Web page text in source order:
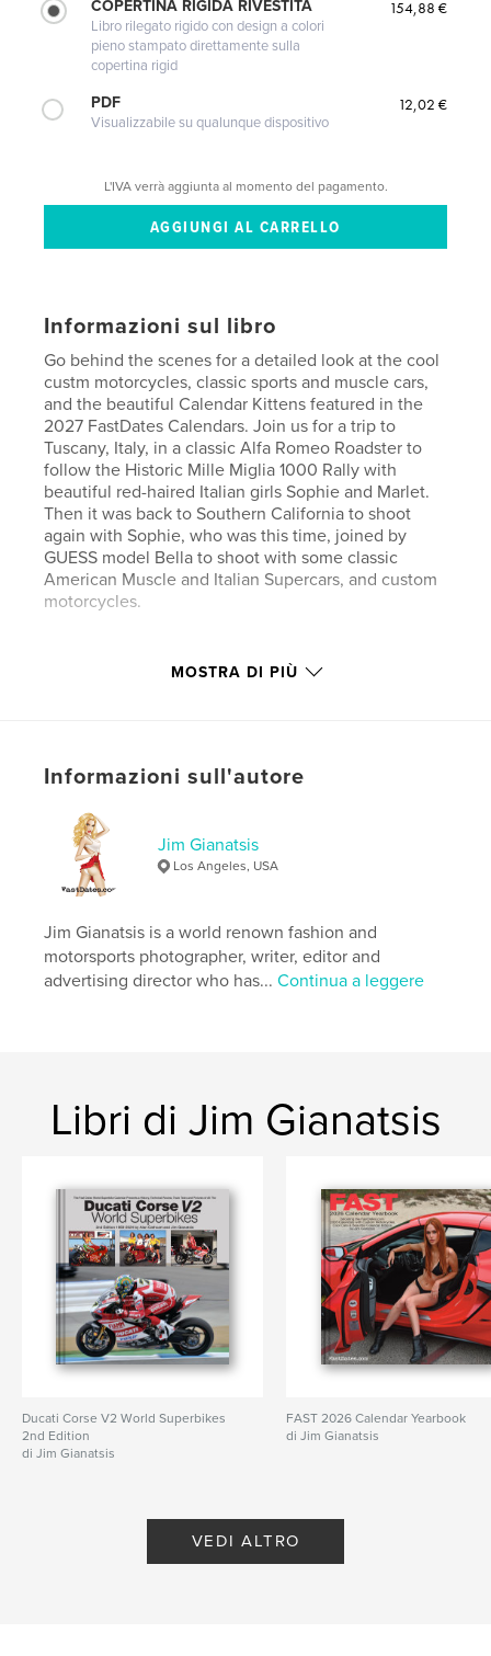
COPERTINA RIGIDA RIVESTITA
Libro rilegato rigido con design a colori
pieno stampato direttamente sulla
copertina rigid
154,88 €
PDF
Visualizzabile su qualunque dispositivo
12,02 €
L'IVA verrà aggiunta al momento del pagamento.
Informazioni sul libro
Go behind the scenes for a detailed look at the cool
custm motorcycles, classic sports and muscle cars,
and the beautiful Calendar Kittens featured in the
2027 FastDates Calendars. Join us for a trip to
Tuscany, Italy, in a classic Alfa Romeo Roadster to
follow the Historic Mille Miglia 1000 Rally with
beautiful red-haired Italian girls Sophie and Marlet.
Then it was back to Southern California to shoot
again with Sophie, who was this time, joined by
GUESS model Bella to shoot with some classic
American Muscle and Italian Supercars, and custom
motorcycles.
Sito web dell'autore
http://www.FastDates.com
Categoria principale: Libri d'arte e fotografia
Categorie aggiuntive
Modeling
Formato del progetto:Quadrato grande, 30×30 cm
N° di pagine:
Data di pubblicazione:mar 19, 2026
LinguaEnglish
Parole chiave
MOSTRA DI PIÙ
Informazioni sull'autore
Jim Gianatsis
Los Angeles, USA
Jim Gianatsis is a world renown fashion and
motorsports photographer, writer, editor and
advertising director who has...Continua a leggere
Libri di Jim Gianatsis
Ducati Corse V2 World Superbikes
2nd Edition
di Jim Gianatsis
FAST 2026 Calendar Yearbook
di Jim Gianatsis
VEDI ALTRO